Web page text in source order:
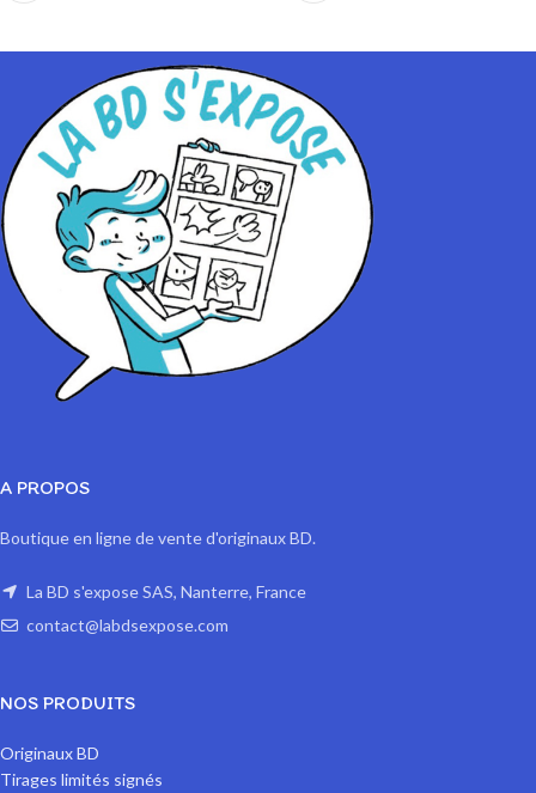
A PROPOS
Boutique en ligne de vente d'originaux BD.
La BD s'expose SAS, Nanterre, France
contact@labdsexpose.com
NOS PRODUITS
Originaux BD
Tirages limités signés